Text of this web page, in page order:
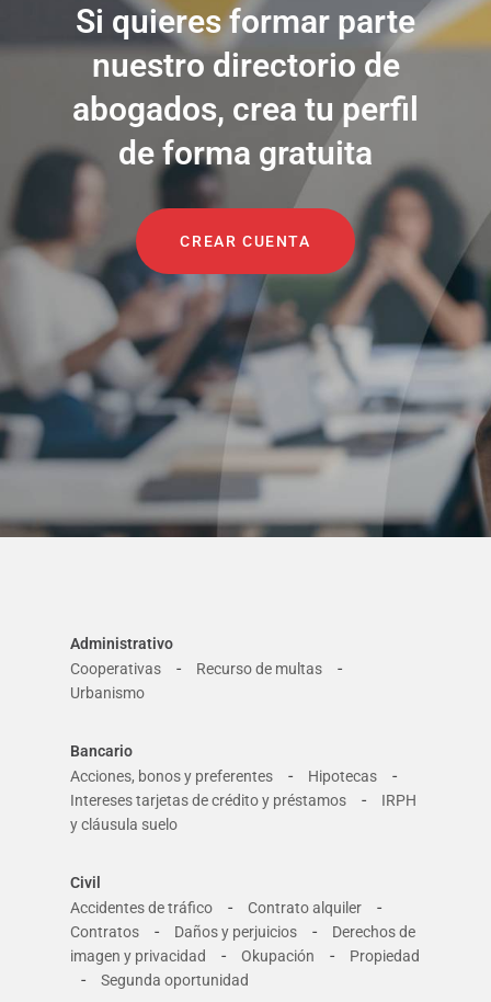
Si quieres formar parte
nuestro directorio de
abogados, crea tu perfil
de forma gratuita
CREAR CUENTA
Administrativo
Cooperativas
- Recurso de multas -
Urbanismo
Bancario
Acciones, bonos y preferentes
- Hipotecas -
Intereses tarjetas de crédito y préstamos -
IRPH
y cláusula suelo
Civil
Accidentes de tráfico
- Contrato alquiler -
Contratos - Daños y perjuicios -
Derechos de
imagen y privacidad
- Okupación - Propiedad
- Segunda oportunidad